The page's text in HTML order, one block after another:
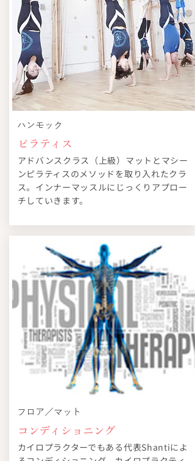
​ハンモック
ピラティス
アドバンスクラス（上級）マットとマシー
ンピラティスのメソッドを取り入れたクラ
ス。インナーマッスルにじっくりアプロー
チしていきます。
フロア／マット
コンディショニング
カイロプラクターでもある代表Shantiによ